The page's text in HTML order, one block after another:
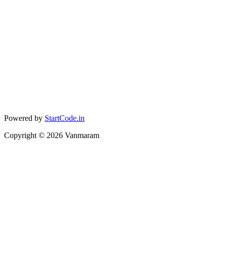
Powered by StartCode.in
Copyright © 2026 Vanmaram